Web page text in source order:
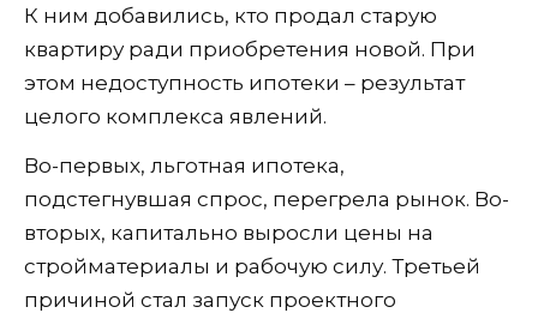
К ним добавились, кто продал старую
квартиру ради приобретения новой. При
этом недоступность ипотеки – результат
целого комплекса явлений.
Во-первых, льготная ипотека,
подстегнувшая спрос, перегрела рынок. Во-
вторых, капитально выросли цены на
стройматериалы и рабочую силу. Третьей
причиной стал запуск проектного